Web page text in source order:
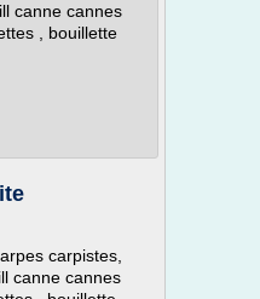
canne cannes
, bouillette
carpistes,
canne cannes